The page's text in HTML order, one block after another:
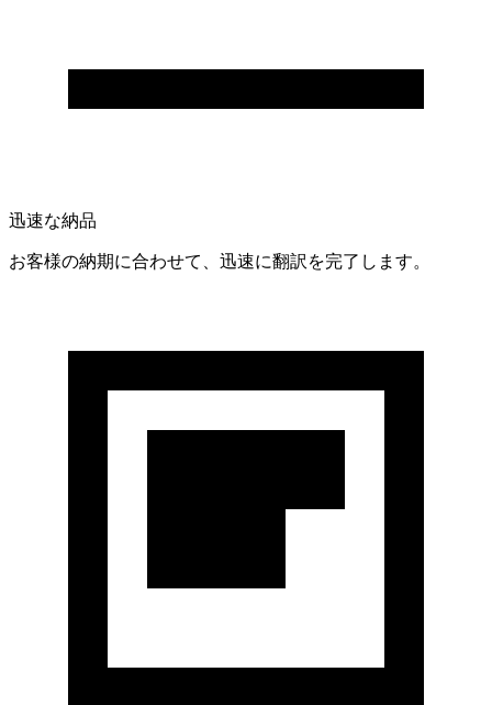
迅速な納品
お客様の納期に合わせて、迅速に翻訳を完了します。